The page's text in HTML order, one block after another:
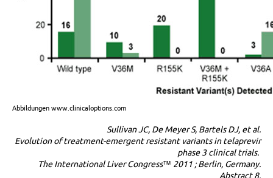
Abbildungen www.clinicaloptions.com
Sullivan JC, De Meyer S, Bartels DJ, et al.
Evolution of treatment-emergent resistant variants in telaprevir
phase 3 clinical trials.
The International Liver Congress™ 2011 ; Berlin, Germany.
Abstract 8.